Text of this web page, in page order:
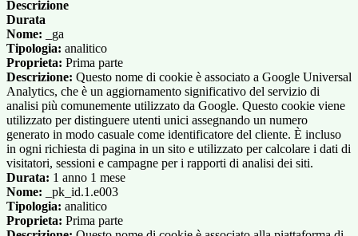
Descrizione
Durata
Nome: _ga
Tipologia: analitico
Proprieta: Prima parte
Descrizione: Questo nome di cookie è associato a Google Universal
Analytics, che è un aggiornamento significativo del servizio di
analisi più comunemente utilizzato da Google. Questo cookie viene
utilizzato per distinguere utenti unici assegnando un numero
generato in modo casuale come identificatore del cliente. È incluso
in ogni richiesta di pagina in un sito e utilizzato per calcolare i dati di
visitatori, sessioni e campagne per i rapporti di analisi dei siti.
Durata: 1 anno 1 mese
Nome: _pk_id.1.e003
Tipologia: analitico
Proprieta: Prima parte